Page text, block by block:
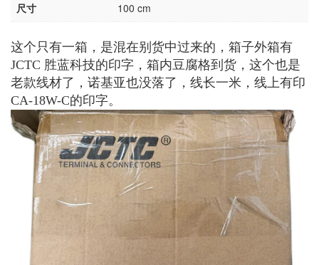
尺寸
100 cm
这个只有一箱，是混在别货中过来的，箱子外箱有
JCTC 胜蓝科技的印字，箱内豆腐格到货，这个也是
老款线材了，诺基亚也没落了，线长一米，线上有印
CA-18W-C的印字。